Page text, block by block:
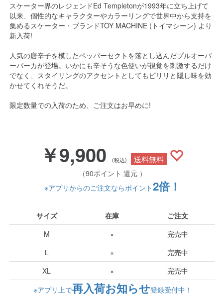
スケーター界のレジェンドEd Templetonが1993年に立ち上げて
以来、個性的なキャラクターやカラーリングで世界中から支持を
集めるスケーター・ブランドTOY MACHINE (トイマシーン) より
新入荷!
人気の唐辛子を模したペッパーセクトを落とし込んだプルオーバ
ーパーカが登場。いかにも辛そうな色使いが視覚を刺激するだけ
でなく、スタイリングのアクセントとしてもピリリと隠し味を効
かせてくれそうだ。
限定数量での入荷のため、ご注文はお早めに!
￥9,900(税込) 送料無料
（90ポイント 還元 ）
※アプリからのご注文ならポイント2倍！
サイズ 在庫
ご注文
M
×
完売中
L
×
完売中
XL
×
完売中
※アプリ上で再入荷お知らせ登録受付中！